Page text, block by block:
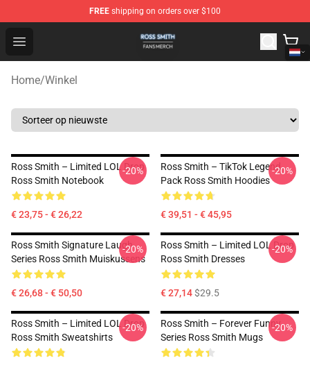
FREE shipping on orders over $100
Open menu
Ross Smith Shop - Official Ross Smith Merchandise
Home/Winkel
Ross Smith – Limited LOL Drop
Ross Smith Notebook
€ 23,75 - € 26,22
-20%
Ross Smith – TikTok Legend
Pack Ross Smith Hoodies
€ 39,51 - € 45,95
-20%
Ross Smith Signature Laugh
Series Ross Smith Muiskussens
€ 26,68 - € 50,50
-20%
Ross Smith – Limited LOL Drop
Ross Smith Dresses
€ 27,14$29.5
-20%
Ross Smith – Limited LOL Drop
Ross Smith Sweatshirts
-20%
Ross Smith – Forever Funny
Series Ross Smith Mugs
-20%